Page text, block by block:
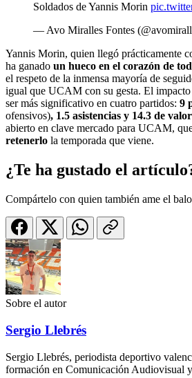
Soldados de Yannis Morin
— Avo Miralles Fontes
Yannis Morin, quien llegó prácticamente
ha ganado un hueco en el corazón de
el respeto de la inmensa mayoría de
igual que UCAM con su gesta. El
ser más significativo en cuatro partidos: 9
ofensivos), 1.5 asistencias y 14.3 de
abierto en clave mercado para UCAM,
retenerlo la temporada que viene.
¿Te ha gustado el
Compártelo con quien también ame el
Sobre el autor
Sergio Llebrés
Sergio Llebrés, periodista deportivo
formación en Comunicación Audiovisual